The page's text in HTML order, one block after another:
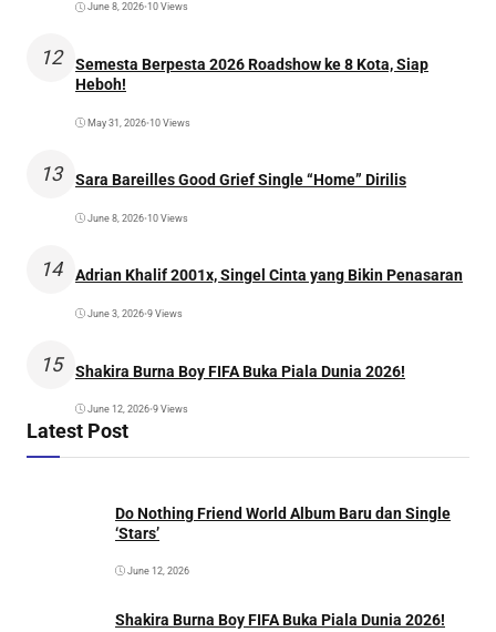
June 8, 2026•10 Views
12
Semesta Berpesta 2026 Roadshow ke 8 Kota, Siap
Heboh!
May 31, 2026•10 Views
13 Sara Bareilles Good Grief Single “Home” Dirilis
June 8, 2026•10 Views
14 Adrian Khalif 2001x, Singel Cinta yang Bikin Penasaran
June 3, 2026•9 Views
15 Shakira Burna Boy FIFA Buka Piala Dunia 2026!
June 12, 2026•9 Views
Latest Post
Do Nothing Friend World Album Baru dan Single
‘Stars’
June 12, 2026
Shakira Burna Boy FIFA Buka Piala Dunia 2026!